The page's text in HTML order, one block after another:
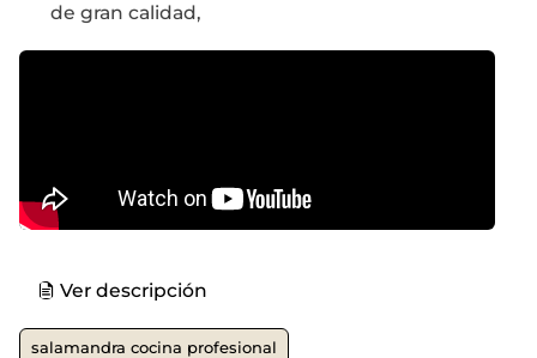
de gran calidad,
Ver descripción
salamandra cocina profesional